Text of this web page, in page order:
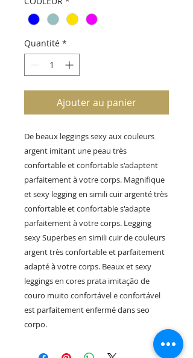
Quantité *
Ajouter au panier
De beaux leggings sexy aux couleurs
argent imitant une peau très
confortable et confortable s'adaptent
parfaitement à votre corps. Magnifique
et sexy legging en simili cuir argenté très
confortable et confortable s'adapte
parfaitement à votre corps. Legging
sexy Superbes en simili cuir de couleurs
argent très confortable et parfaitement
adapté à votre corps. Beaux et sexy
leggings en cores prata imitação de
couro muito confortável e confortável
est parfaitement enfermé dans seo
corpo.